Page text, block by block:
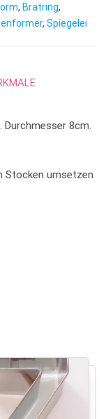
a
t
e
, Bratring,
, Spiegelei
Durchmesser 8cm.
Stocken umsetzen